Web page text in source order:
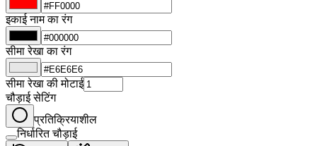
इकाई नाम का रंग
सीमा रेखा का रंग
सीमा रेखा की मोटाई
चौड़ाई सेटिंग
प्रतिक्रियाशील
निर्धारित चौड़ाई